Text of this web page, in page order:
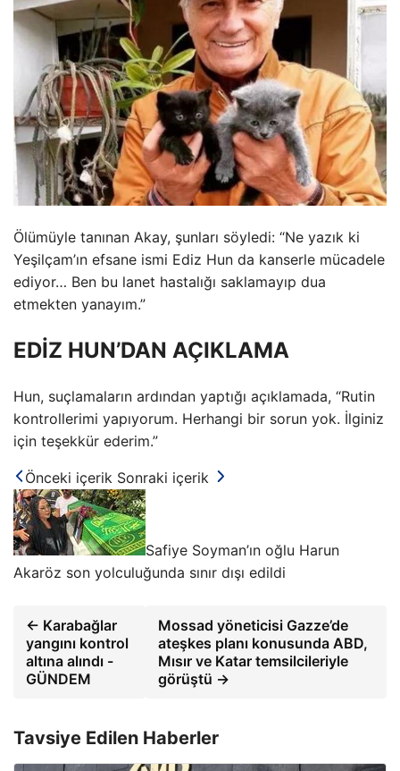
Ölümüyle tanınan Akay, şunları söyledi: “Ne yazık ki
Yeşilçam’ın efsane ismi Ediz Hun da kanserle mücadele
ediyor… Ben bu lanet hastalığı saklamayıp dua
etmekten yanayım.”
EDİZ HUN’DAN AÇIKLAMA
Hun, suçlamaların ardından yaptığı açıklamada, “Rutin
kontrollerimi yapıyorum. Herhangi bir sorun yok. İlginiz
için teşekkür ederim.”
Önceki içerik Sonraki içerik
Safiye Soyman’ın oğlu Harun
Akaröz son yolculuğunda sınır dışı edildi
← Karabağlar
yangını kontrol
altına alındı ​​-
GÜNDEM
Mossad yöneticisi Gazze’de
ateşkes planı konusunda ABD,
Mısır ve Katar temsilcileriyle
görüştü →
Tavsiye Edilen Haberler